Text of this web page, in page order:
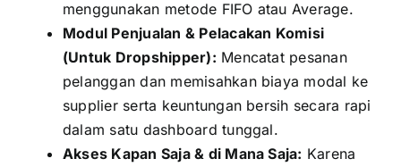
menggunakan metode FIFO atau Average.
Modul Penjualan & Pelacakan Komisi
(Untuk Dropshipper): Mencatat pesanan
pelanggan dan memisahkan biaya modal ke
supplier serta keuntungan bersih secara rapi
dalam satu dashboard tunggal.
Akses Kapan Saja & di Mana Saja: Karena